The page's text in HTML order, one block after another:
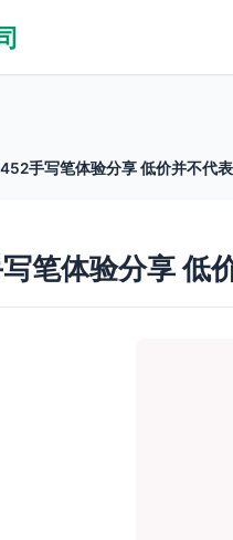
手写笔体验分享 低价并不代
笔体验分享 低